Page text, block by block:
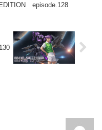
episode.128